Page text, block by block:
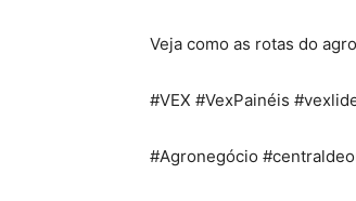
Veja como as rotas do
#VEX #VexPainéis
#Agronegócio